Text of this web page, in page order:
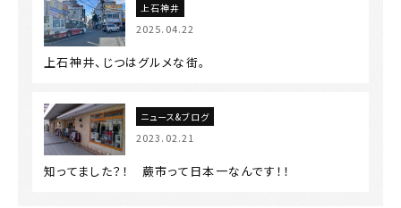
上石神井
2025.04.22
上石神井、じつはグルメな街。
ニュース&ブログ
2023.02.21
知ってました？！ 蕨市って日本一なんです！！